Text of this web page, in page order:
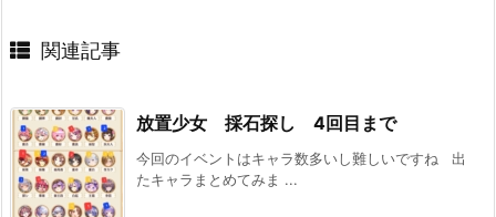
関連記事
放置少女 採石探し 4回目まで
今回のイベントはキャラ数多いし難しいですね 出
たキャラまとめてみま ...